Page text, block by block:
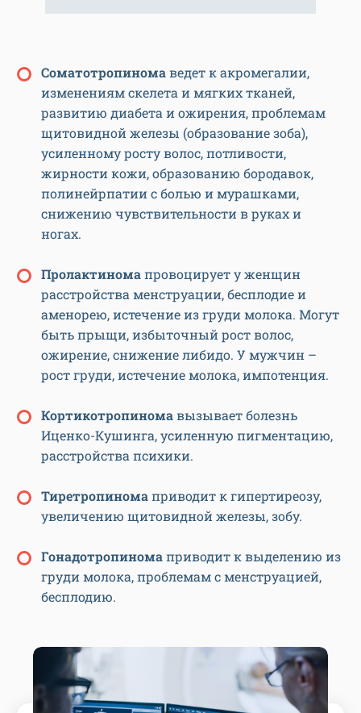
Соматотропиномаведет к акромегалии,
изменениям скелета и мягких тканей,
развитию диабета и ожирения, проблемам
щитовидной железы (образование зоба),
усиленному росту волос, потливости,
жирности кожи, образованию бородавок,
полинейрпатии с болью и мурашками,
снижению чувствительности в руках и
ногах.
Пролактиномапровоцирует у женщин
расстройства менструации, бесплодие и
аменорею, истечение из груди молока. Могут
быть прыщи, избыточный рост волос,
ожирение, снижение либидо. У мужчин –
рост груди, истечение молока, импотенция.
Кортикотропиномавызывает болезнь
Иценко-Кушинга, усиленную пигментацию,
расстройства психики.
Тиретропиномаприводит к гипертиреозу,
увеличению щитовидной железы, зобу.
Гонадотропиномаприводит к выделению из
груди молока, проблемам с менструацией,
бесплодию.